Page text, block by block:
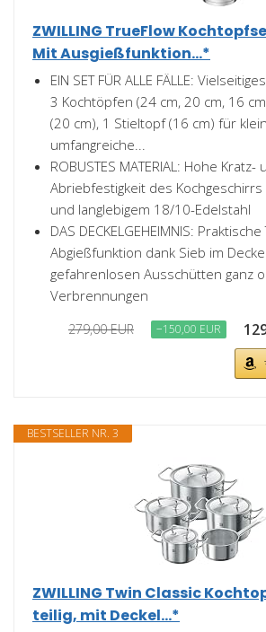
ZWILLING TrueFlow
Mit Ausgießfunktion...*
EIN SET FÜR ALLE FÄLLE:
3 Kochtöpfen (24 cm, 20 cm, 16
(20 cm), 1 Stieltopf (16 cm) für
umfangreiche...
ROBUSTES MATERIAL: Hohe Kratz-
Abriebfestigkeit des
und langlebigem 18/10-Edelstahl
DAS DECKELGEHEIMNIS:
Abgießfunktion dank Sieb im
gefahrenlosen Ausschütten ganz
Verbrennungen
279,00 EUR −150,00 EUR
BESTSELLER NR. 3
ZWILLING Twin Classic
teilig, mit Deckel...*